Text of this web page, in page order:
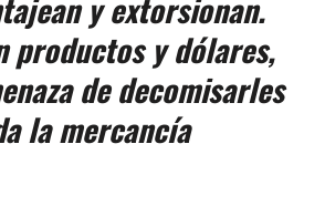
y extorsionan.
productos y dólares,
de decomisarles
la mercancía